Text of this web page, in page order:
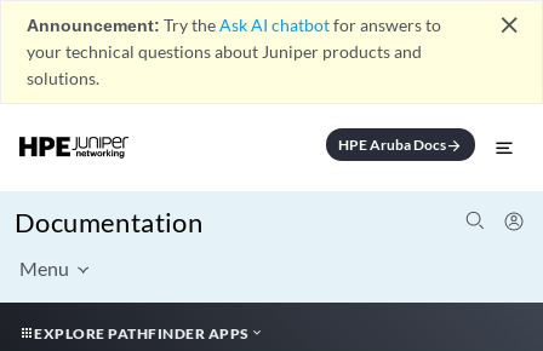
Announcement: Try theAsk AI chatbotfor answers to
your technical questions about Juniper products and
solutions.
close
HPE Aruba Docsarrow_forward
Documentation
Menu
EXPLORE PATHFINDER APPS